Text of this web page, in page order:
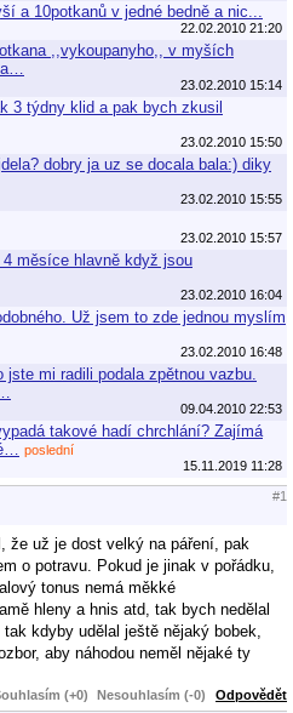
a 10potkanů v jedné bedně a nic...
22.02.2010 21:20
,,vykoupanyho,, v myších
23.02.2010 15:14
3 týdny klid a pak bych zkusil
23.02.2010 15:50
dobry ja uz se docala bala:) diky
23.02.2010 15:55
23.02.2010 15:57
měsíce hlavně když jsou
23.02.2010 16:04
Už jsem to zde jednou myslím
23.02.2010 16:48
mi radili podala zpětnou vazbu.
09.04.2010 22:53
takové hadí chrchlání? Zajímá
poslední
15.11.2019 11:28
#1
že už je dost velký na páření, pak
o potravu. Pokud je jinak v pořádku,
tonus nemá měkké
hleny a hnis atd, tak bych nedělal
kdyby udělal ještě nějaký bobek,
aby náhodou neměl nějaké ty
(+0) Nesouhlasím (-0) Odpovědět